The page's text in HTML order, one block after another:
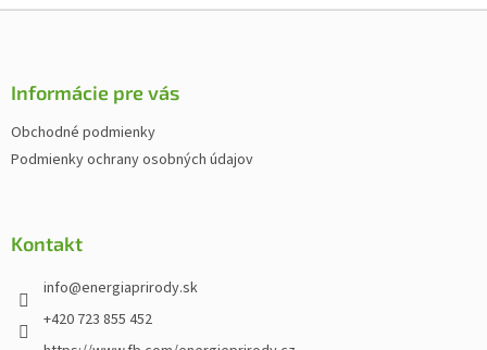
Z
Informácie pre vás
Obchodné podmienky
Podmienky ochrany osobných údajov
Kontakt
info@energiaprirody.sk
+420 723 855 452